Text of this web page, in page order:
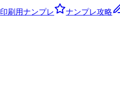
印刷用ナンプレ ナンプレ攻略